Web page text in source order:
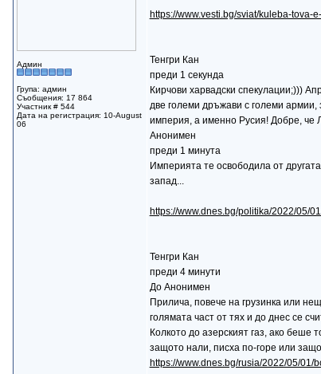
Админ
Група: админ
Съобщения: 17 864
Участник # 544
Дата на регистрация: 10-August
06
https://www.vesti.bg/sviat/kuleba-tova-
Тенгри Кан
преди 1 секунда
Кирчови харвадски спекулации;)))
две големи дръжави с големи
империя, а именно Русия! Добре, че
Анонимен
преди 1 минута
Империята те освободила от
запад...
https://www.dnes.bg/politika/2022/05/
Тенгри Кан
преди 4 минути
До Анонимен
Прилича, повече на грузинка или
голямата част от тях и до днес се
Колкото до азерският газ, ако
защото нали, писха по-горе или
https://www.dnes.bg/rusia/2022/05/01/